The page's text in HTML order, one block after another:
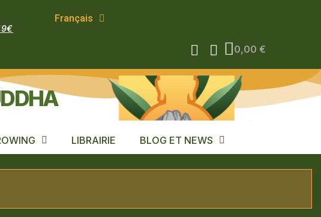
Français
0,00 €
LIBRAIRIE BLOG ET NEWS